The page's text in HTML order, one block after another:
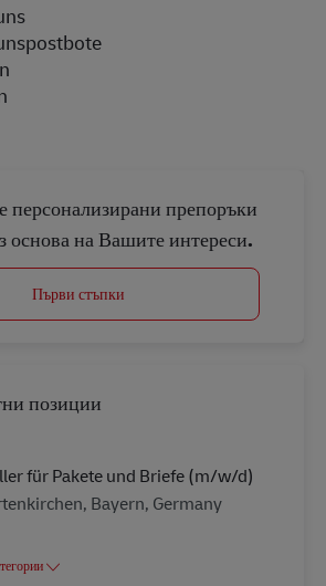
персонализирани препоръки
основа на Вашите интереси.
Първи стъпки
позиции
für Pakete und Briefe (m/w/d)
Bayern, Germany